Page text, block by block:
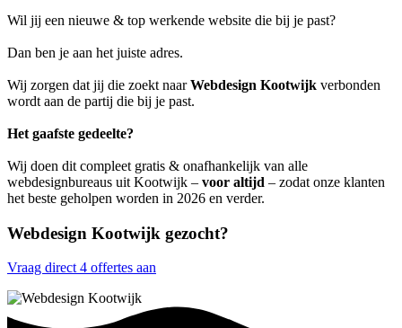
Wil jij een nieuwe & top werkende website die bij je past?
Dan ben je aan het juiste adres.
Wij zorgen dat jij die zoekt naarWebdesign Kootwijk verbonden
wordt aan de partij die bij je past.
Het gaafste gedeelte?
Wij doen dit compleet gratis & onafhankelijk van alle
webdesignbureaus uit Kootwijk – voor altijd – zodat onze klanten
het beste geholpen worden in 2026 en verder.
Webdesign Kootwijk gezocht?
Vraag direct 4 offertes aan